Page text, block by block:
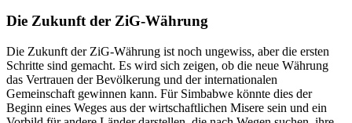
Die Zukunft der ZiG-Währung
Die Zukunft der ZiG-Währung ist noch ungewiss, aber die ersten
Schritte sind gemacht. Es wird sich zeigen, ob die neue Währung
das Vertrauen der Bevölkerung und der internationalen
Gemeinschaft gewinnen kann. Für Simbabwe könnte dies der
Beginn eines Weges aus der wirtschaftlichen Misere sein und ein